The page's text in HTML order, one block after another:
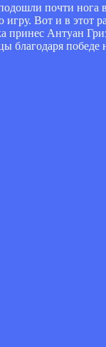
почти
Вот и в этот
принес Антуан
благодаря